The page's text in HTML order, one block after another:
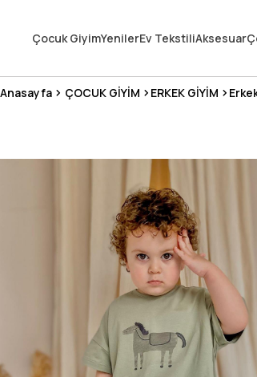
3 MİLYONDAN FAZLA MUTLU MÜŞTERİ ❤️ 10
Çocuk GiyimYenilerEv TekstiliAksesuar
Anasayfa ÇOCUK GİYİM ERKEK GİYİM